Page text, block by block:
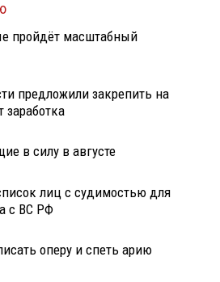
пройдёт масштабный
предложили закрепить на
заработка
в силу в августе
лиц с судимостью для
с ВС РФ
оперу и спеть арию